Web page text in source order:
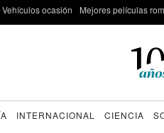
Vehículos ocasión Mejores películas
INTERNACIONAL CIENCIA